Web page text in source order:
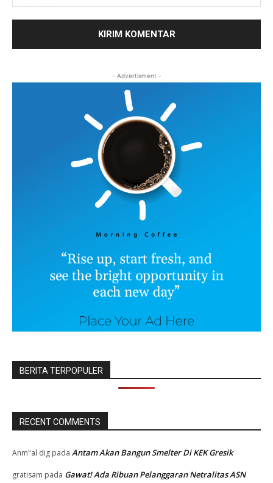
- Advertisment -
BERITA TERPOPULER
RECENT COMMENTS
Anm"al dig pada Antam Akan Bangun Smelter Di KEK Gresik
gratisam pada Gawat! Ada Ribuan Pelanggaran Netralitas ASN